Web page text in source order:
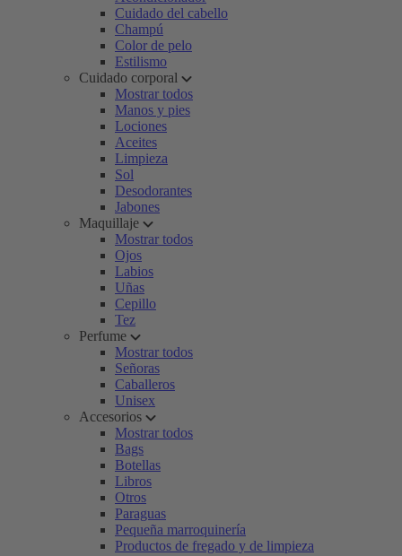
Cuidado del cabello
Champú
Color de pelo
Estilismo
Cuidado corporal
Mostrar todos
Manos y pies
Lociones
Aceites
Limpieza
Sol
Desodorantes
Jabones
Maquillaje
Mostrar todos
Ojos
Labios
Uñas
Cepillo
Tez
Perfume
Mostrar todos
Señoras
Caballeros
Unisex
Accesorios
Mostrar todos
Bags
Botellas
Libros
Otros
Paraguas
Pequeña marroquinería
Productos de fregado y de limpieza